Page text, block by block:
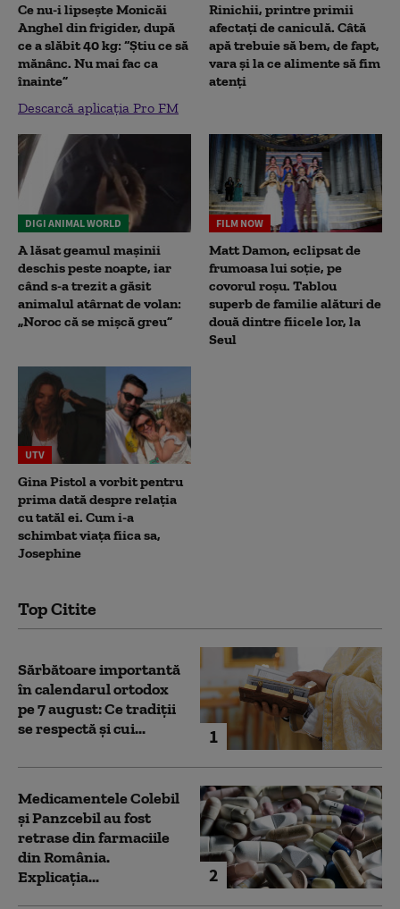
Ce nu-i lipsește Monicăi
Anghel din frigider, după
ce a slăbit 40 kg: “Știu ce să
mănânc. Nu mai fac ca
înainte”
Descarcă aplicația Pro FM
Rinichii, printre primii
afectați de caniculă. Câtă
apă trebuie să bem, de fapt,
vara și la ce alimente să fim
atenți
DIGI ANIMAL WORLD
A lăsat geamul mașinii
deschis peste noapte, iar
când s-a trezit a găsit
animalul atârnat de volan:
„Noroc că se mișcă greu”
FILM NOW
Matt Damon, eclipsat de
frumoasa lui soție, pe
covorul roșu. Tablou
superb de familie alături de
două dintre fiicele lor, la
Seul
UTV
Gina Pistol a vorbit pentru
prima dată despre relația
cu tatăl ei. Cum i-a
schimbat viața fiica sa,
Josephine
Top Citite
1
Sărbătoare importantă
în calendarul ortodox
pe 7 august: Ce tradiții
se respectă și cui...
2
Medicamentele Colebil
și Panzcebil au fost
retrase din farmaciile
din România.
Explicația...